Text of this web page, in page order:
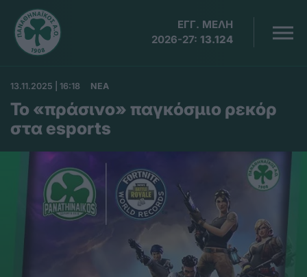
ΕΓΓ. ΜΕΛΗ
2026-27: 13.124
13.11.2025 | 16:18 ΝΕΑ
Το «πράσινο» παγκόσμιο ρεκόρ
στα esports